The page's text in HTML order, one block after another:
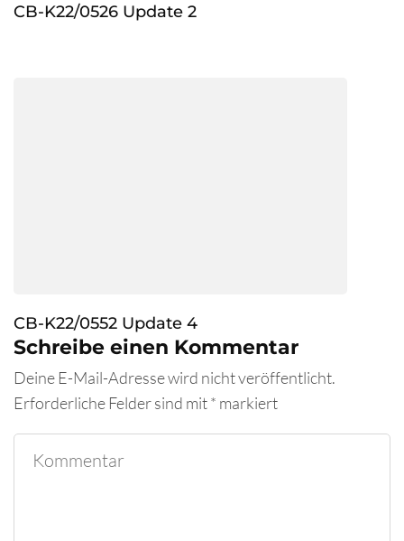
CB-K22/0526 Update 2
CB-K22/0552 Update 4
Schreibe einen Kommentar
Deine E-Mail-Adresse wird nicht veröffentlicht.
Erforderliche Felder sind mit* markiert